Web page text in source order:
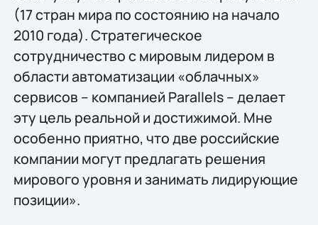
(17 стран мира по состоянию на начало
2010 года). Стратегическое
сотрудничество с мировым лидером в
области автоматизации «облачных»
сервисов – компанией Parallels – делает
эту цель реальной и достижимой. Мне
особенно приятно, что две российские
компании могут предлагать решения
мирового уровня и занимать лидирующие
позиции».